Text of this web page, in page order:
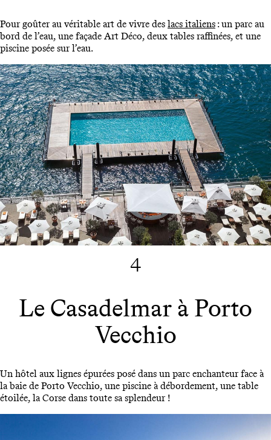
Pour goûter au véritable art de vivre des lacs italiens : un parc au
bord de l’eau, une façade Art Déco, deux tables raffinées, et une
piscine posée sur l’eau.
4
Le Casadelmar à Porto
Vecchio
Un hôtel aux lignes épurées posé dans un parc enchanteur face à
la baie de Porto Vecchio, une piscine à débordement, une table
étoilée, la Corse dans toute sa splendeur !